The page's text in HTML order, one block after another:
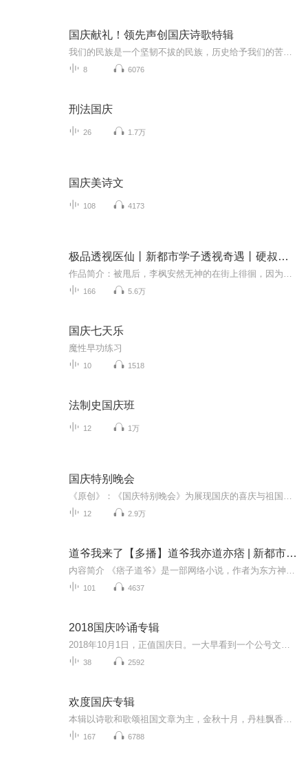
国庆献礼！领先声创国庆诗歌特辑
8 6076
刑法国庆
26 1.7万
国庆美诗文
108 4173
极品透视医仙丨新都市学子透视奇遇丨硬叔演播
166 5.6万
国庆七天乐
魔性早功练习
10 1518
法制史国庆班
12 1万
国庆特别晚会
12 2.9万
道爷我来了【多播】道爷我亦道亦痞 | 新都市武侠
101 4637
2018国庆吟诵专辑
38 2592
欢度国庆专辑
167 6788